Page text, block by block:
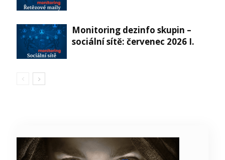
Monitoring dezinfo skupin –
sociální sítě: červenec 2026 I.